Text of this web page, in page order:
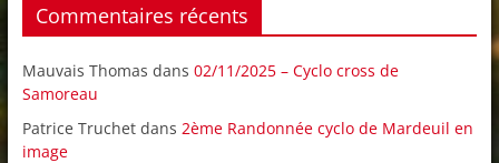
Commentaires récents
Mauvais Thomas dans 02/11/2025 – Cyclo cross de
Samoreau
Patrice Truchetdans 2ème Randonnée cyclo de Mardeuil en
image